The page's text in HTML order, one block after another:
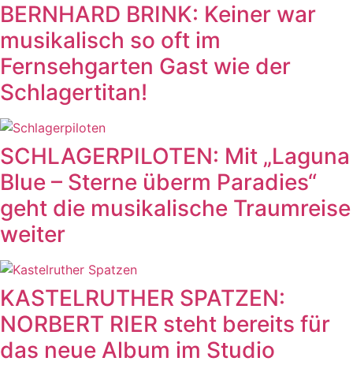
BERNHARD BRINK: Keiner war
musikalisch so oft im
Fernsehgarten Gast wie der
Schlagertitan!
SCHLAGERPILOTEN: Mit „Laguna
Blue – Sterne überm Paradies“
geht die musikalische Traumreise
weiter
KASTELRUTHER SPATZEN:
NORBERT RIER steht bereits für
das neue Album im Studio